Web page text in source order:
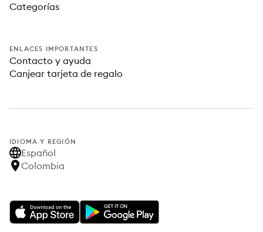
Categorías
ENLACES IMPORTANTES
Contacto y ayuda
Canjear tarjeta de regalo
IDIOMA Y REGIÓN
Español
Colombia